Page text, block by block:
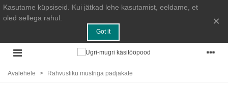
Kasutame küpsiseid. Kui jätkad lehe kasutamist, eeldame, et
oled sellega rahul.
Got it
×
Avalehele > Rahvusliku mustriga padjakate